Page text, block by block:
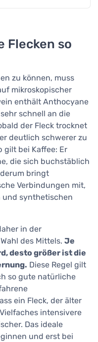
Flecken so
zu können, muss
mikroskopischer
enthält Anthocyane
schnell an die
der Fleck trocknet
deutlich schwerer zu
gilt bei Kaffee: Er
die sich buchstäblich
bringt
Verbindungen mit,
synthetischen
in der
des Mittels. Je
desto größer ist die
Diese Regel gilt
so gute natürliche
ein Fleck, der älter
intensivere
Das ideale
und erst bei